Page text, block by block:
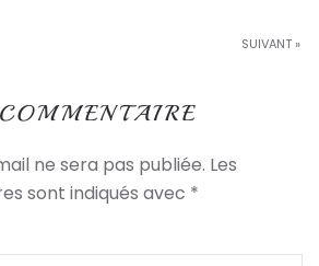
SUIVANT »
ne sera pas publiée. Les
sont indiqués avec *